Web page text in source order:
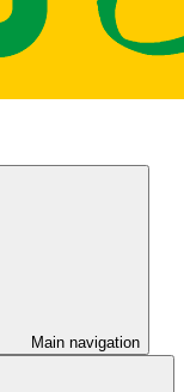
Main navigation